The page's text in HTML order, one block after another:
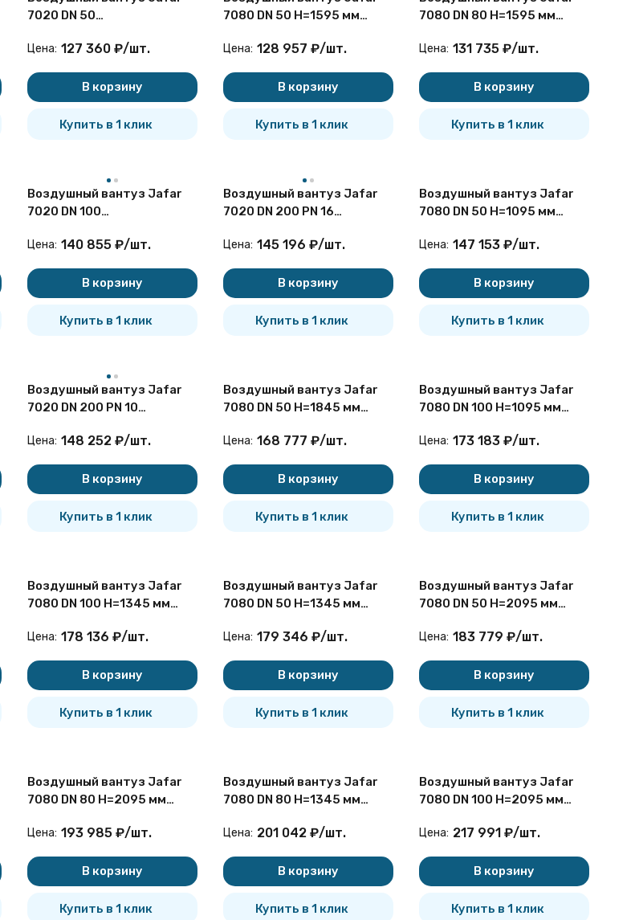
7020 DN 50
канализационный
Цена: 127 360 ₽/шт.
В корзину
Купить в 1 клик
7080 DN 50 H=1595 мм
бесколодезной установки
Цена: 128 957 ₽/шт.
В корзину
Купить в 1 клик
7080 DN 80 H=1595 мм
бесколодезной установки
Цена: 131 735 ₽/шт.
В корзину
Купить в 1 клик
Воздушный вантуз Jafar
7020 DN 100
канализационный
Цена: 140 855 ₽/шт.
В корзину
Купить в 1 клик
Воздушный вантуз Jafar
7020 DN 200 PN 16
канализационный
Цена: 145 196 ₽/шт.
В корзину
Купить в 1 клик
Воздушный вантуз Jafar
7080 DN 50 H=1095 мм
бесколодезной установки
Цена: 147 153 ₽/шт.
В корзину
Купить в 1 клик
Воздушный вантуз Jafar
7020 DN 200 PN 10
канализационный
Цена: 148 252 ₽/шт.
В корзину
Купить в 1 клик
Воздушный вантуз Jafar
7080 DN 50 H=1845 мм
бесколодезной установки
Цена: 168 777 ₽/шт.
В корзину
Купить в 1 клик
Воздушный вантуз Jafar
7080 DN 100 H=1095 мм
бесколодезной установки
Цена: 173 183 ₽/шт.
В корзину
Купить в 1 клик
Воздушный вантуз Jafar
7080 DN 100 H=1345 мм
бесколодезной установки
Цена: 178 136 ₽/шт.
В корзину
Купить в 1 клик
Воздушный вантуз Jafar
7080 DN 50 H=1345 мм
бесколодезной установки
Цена: 179 346 ₽/шт.
В корзину
Купить в 1 клик
Воздушный вантуз Jafar
7080 DN 50 H=2095 мм
бесколодезной установки
Цена: 183 779 ₽/шт.
В корзину
Купить в 1 клик
Воздушный вантуз Jafar
7080 DN 80 H=2095 мм
бесколодезной установки
Цена: 193 985 ₽/шт.
В корзину
Купить в 1 клик
Воздушный вантуз Jafar
7080 DN 80 H=1345 мм
бесколодезной установки
Цена: 201 042 ₽/шт.
В корзину
Купить в 1 клик
Воздушный вантуз Jafar
7080 DN 100 H=2095 мм
бесколодезной установки
Цена: 217 991 ₽/шт.
В корзину
Купить в 1 клик